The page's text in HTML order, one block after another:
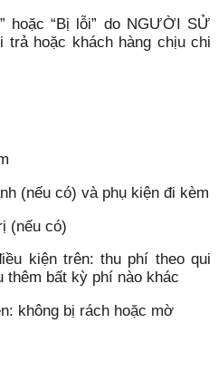
hoặc “Bị lỗi” do NGƯỜI SỬ
trả hoặc khách hàng chịu chi
(nếu có) và phụ kiện đi kèm
(nếu có)
kiện trên: thu phí theo qui
thêm bất kỳ phí nào khác
không bị rách hoặc mờ